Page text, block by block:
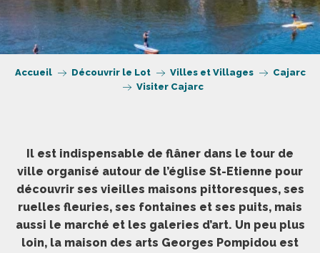
Accueil Découvrir le Lot Villes et Villages
Cajarc
Visiter Cajarc
Il est indispensable de flâner dans le tour de
ville organisé autour de l’église St-Etienne pour
découvrir ses vieilles maisons pittoresques, ses
ruelles fleuries, ses fontaines et ses puits, mais
aussi le marché et les galeries d’art. Un peu plus
loin, la maison des arts Georges Pompidou est